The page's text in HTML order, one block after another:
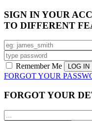
SIGN IN YOUR
TO DIFFERENT
Remember Me
FORGOT YOUR
FORGOT YOUR